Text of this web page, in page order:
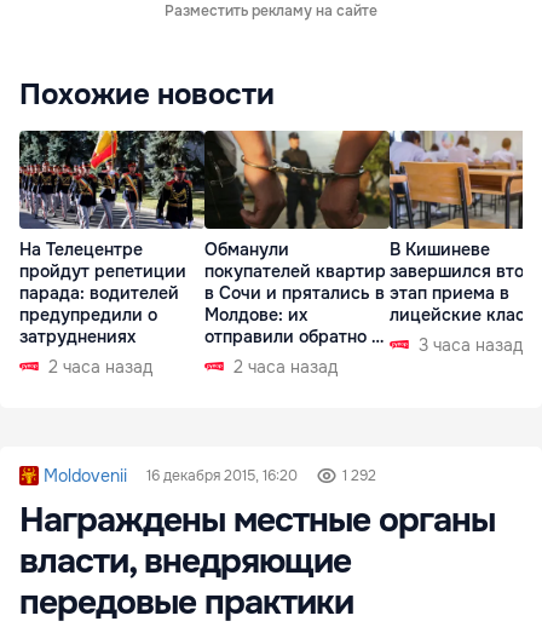
Разместить рекламу на сайте
Похожие новости
На Телецентре
пройдут репетиции
парада: водителей
предупредили о
затруднениях
2 часа назад
Обманули
покупателей квартир
в Сочи и прятались в
Молдове: их
отправили обратно в
РФ 2 часа назад
В Кишиневе
завершился
этап приема в
лицейские
3 часа назад
Moldovenii 16 декабря 2015, 16:20 1 292
Награждены местные органы
власти, внедряющие
передовые практики